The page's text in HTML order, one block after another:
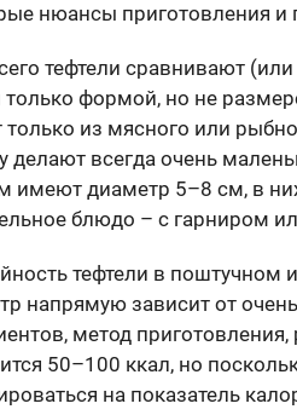
нюансы приготовления и
тефтели сравнивают
формой, но не
только из мясного или
делают всегда очень
имеют диаметр 5–8 см, в
блюдо – с гарниром
тефтели в поштучном
напрямую зависит от
метод
50–100 ккал, но
на показатель